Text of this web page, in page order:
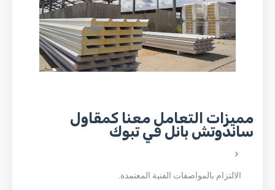
مميزات التعامل معنا كمقاول
ساندوتش بانل في تبوك
الالتزام بالمواصفات الفنية المعتمدة.